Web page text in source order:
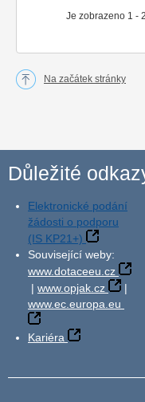
Je zobrazeno 1 -
Na začátek stránky
Důležité
Elektronické podání
žádosti o podporu
(IS KP21+)
Související weby:
www.dotaceeu.cz
| www.opjak.cz
|
www.ec.europa.eu
Kariéra